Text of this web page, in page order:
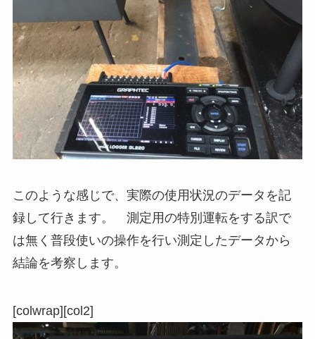
このような感じで、実際の使用状況のデータを記
録して行きます。 測定用の特別運転をする訳で
は無く普段使いの操作を行い測定したデータから
結論を考察します。
[colwrap][col2]